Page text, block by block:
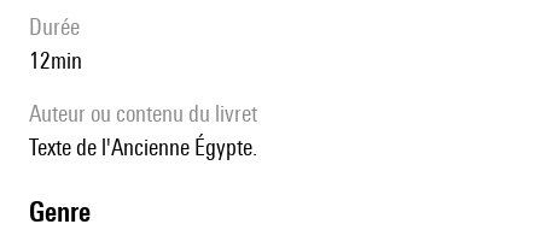
durée
12min
Auteur ou contenu du livret
Texte de l'Ancienne Égypte.
genre